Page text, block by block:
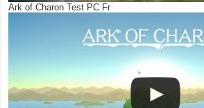
Ark of Charon Test PC Fr